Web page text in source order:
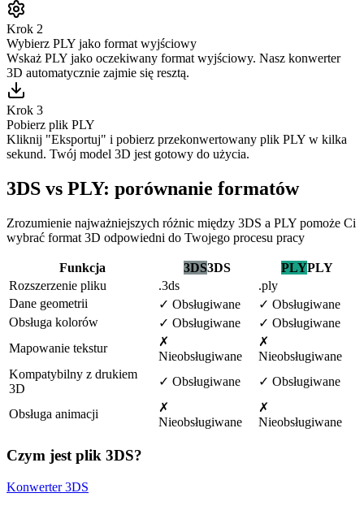
Krok 2
Wybierz PLY jako format wyjściowy
Wskaż PLY jako oczekiwany format wyjściowy. Nasz konwerter
3D automatycznie zajmie się resztą.
Krok 3
Pobierz plik PLY
Kliknij "Eksportuj" i pobierz przekonwertowany plik PLY w kilka
sekund. Twój model 3D jest gotowy do użycia.
3DS vs PLY: porównanie formatów
Zrozumienie najważniejszych różnic między 3DS a PLY pomoże Ci
wybrać format 3D odpowiedni do Twojego procesu pracy
Funkcja 3DS3DS PLYPLY
Rozszerzenie pliku
.3ds
.ply
Dane geometrii
✓ Obsługiwane ✓ Obsługiwane
Obsługa kolorów
✓ Obsługiwane ✓ Obsługiwane
Mapowanie tekstur
✗
Nieobsługiwane
✗
Nieobsługiwane
Kompatybilny z drukiem
3D
✓ Obsługiwane ✓ Obsługiwane
Obsługa animacji
✗
Nieobsługiwane
✗
Nieobsługiwane
Czym jest plik 3DS?
Konwerter 3DS